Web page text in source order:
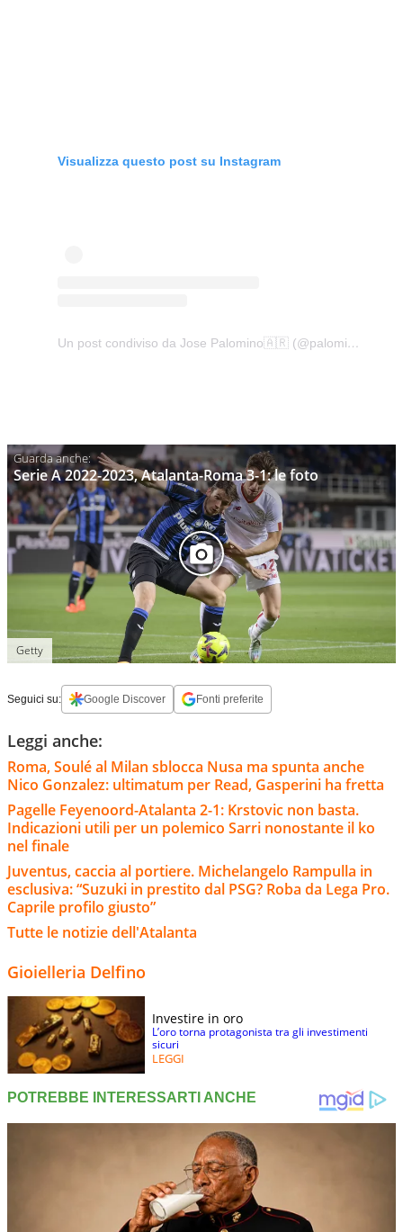
Visualizza questo post su Instagram
Un post condiviso da Jose Palomino🇦🇷 (@palominooficial)
Serie A 2022-2023, Atalanta-Roma 3-1: le foto
Getty
Seguici su: Google Discover Fonti preferite
Leggi anche:
Roma, Soulé al Milan sblocca Nusa ma spunta anche
Nico Gonzalez: ultimatum per Read, Gasperini ha fretta
Pagelle Feyenoord-Atalanta 2-1: Krstovic non basta.
Indicazioni utili per un polemico Sarri nonostante il ko
nel finale
Juventus, caccia al portiere. Michelangelo Rampulla in
esclusiva: “Suzuki in prestito dal PSG? Roba da Lega Pro.
Caprile profilo giusto”
Tutte le notizie dell'Atalanta
Gioielleria Delfino
Investire in oro
L’oro torna protagonista tra gli investimenti
sicuri
LEGGI